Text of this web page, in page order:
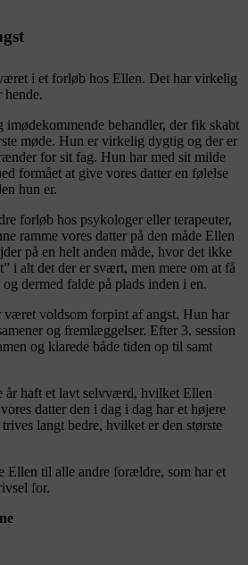
i et forløb hos Ellen. Det har virkelig
hende.
imødekommende behandler, der fik skabt
møde. Hun er virkelig dygtig og der er
for sit fag. Hun har med sit milde
formået at give vores datter en følelse
hun er.
forløb hos psykologer eller terapeuter,
ramme vores datter på den måde Ellen
på en helt anden måde, hvor det ikke
i alt det der er svært, men mere om at få
dermed falde på plads inden i en.
været voldsom forpint af angst. Hun har
og fremlæggelser. Efter 3. session
og klarede både tiden op til samt
år haft et lavt selvværd, hvilket Ellen
datter den i dag i dag har et højere
langt bedre, hvilket er den største
Ellen til alle andre forældre, som har et
for.